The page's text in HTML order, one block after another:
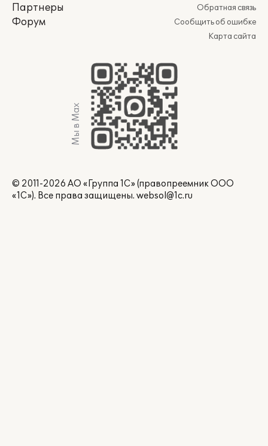
Партнеры
Форум
Обратная связь
Сообщить об ошибке
Карта сайта
Мы в Max
© 2011-2026 АО «Группа 1С» (правопреемник ООО
«1С»). Все права защищены. websol@1c.ru